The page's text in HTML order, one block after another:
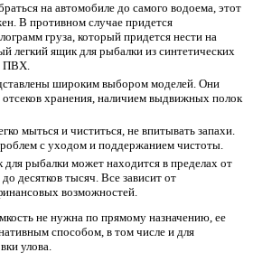
на автомобиле до самого водоема, этот
В противном случае придется
груза, который придется нести на
легкий ящик для рыбалки из синтетических
ПВХ.
широким выбором моделей. Они
хранения, наличием выдвижных полок
мыться и чиститься, не впитывать запахи.
с уходом и поддержанием чистоты.
рыбалки может находится в пределах от
десятков тысяч. Все зависит от
возможностей.
не нужна по прямому назначению, ее
способом, в том числе и для
улова.